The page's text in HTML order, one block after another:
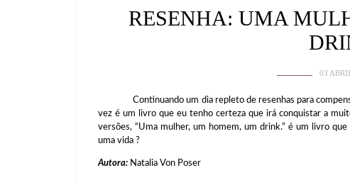
RESENHA: UMA
03
Continuando um dia repleto de resenhas para
vez é um livro que eu tenho certeza que irá conquistar a
versões, “Uma mulher, um homem, um drink.” é um livro
uma vida ?
Autora: Natalia Von Poser